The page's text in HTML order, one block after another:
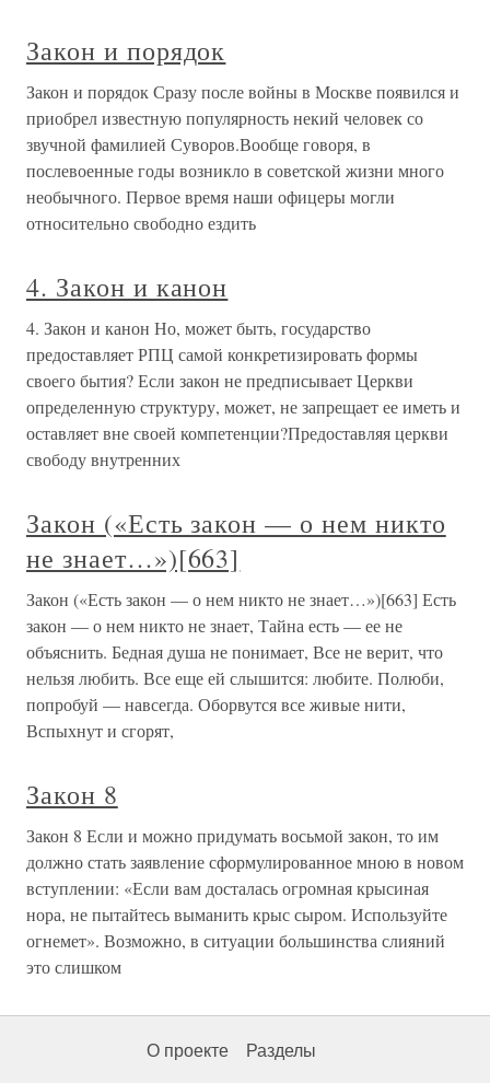
Закон и порядок
Закон и порядок Сразу после войны в Москве появился и
приобрел известную популярность некий человек со
звучной фамилией Суворов.Вообще говоря, в
послевоенные годы возникло в советской жизни много
необычного. Первое время наши офицеры могли
относительно свободно ездить
4. Закон и канон
4. Закон и канон Но, может быть, государство
предоставляет РПЦ самой конкретизировать формы
своего бытия? Если закон не предписывает Церкви
определенную структуру, может, не запрещает ее иметь и
оставляет вне своей компетенции?Предоставляя церкви
свободу внутренних
Закон («Есть закон — о нем никто
не знает…»)[663]
Закон («Есть закон — о нем никто не знает…»)[663] Есть
закон — о нем никто не знает, Тайна есть — ее не
объяснить. Бедная душа не понимает, Все не верит, что
нельзя любить. Все еще ей слышится: любите. Полюби,
попробуй — навсегда. Оборвутся все живые нити,
Вспыхнут и сгорят,
Закон 8
Закон 8 Если и можно придумать восьмой закон, то им
должно стать заявление сформулированное мною в новом
вступлении: «Если вам досталась огромная крысиная
нора, не пытайтесь выманить крыс сыром. Используйте
огнемет». Возможно, в ситуации большинства слияний
это слишком
О проекте Разделы